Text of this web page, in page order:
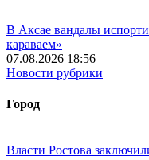
В Аксае вандалы
караваем»
07.08.2026 18:56
Новости рубрики
Город
Власти Ростова